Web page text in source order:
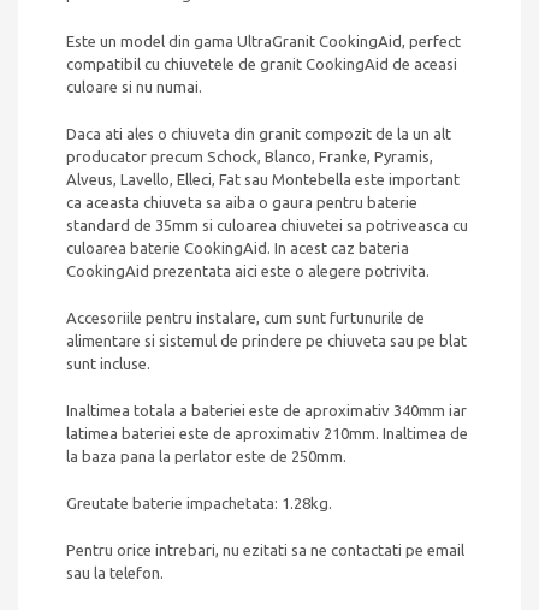
Este un model din gama UltraGranit CookingAid, perfect
compatibil cu chiuvetele de granit CookingAid de aceasi
culoare si nu numai.
Daca ati ales o chiuveta din granit compozit de la un alt
producator precum Schock, Blanco, Franke, Pyramis,
Alveus, Lavello, Elleci, Fat sau Montebella este important
ca aceasta chiuveta sa aiba o gaura pentru baterie
standard de 35mm si culoarea chiuvetei sa potriveasca cu
culoarea baterie CookingAid. In acest caz bateria
CookingAid prezentata aici este o alegere potrivita.
Accesoriile pentru instalare, cum sunt furtunurile de
alimentare si sistemul de prindere pe chiuveta sau pe blat
sunt incluse.
Inaltimea totala a bateriei este de aproximativ 340mm iar
latimea bateriei este de aproximativ 210mm. Inaltimea de
la baza pana la perlator este de 250mm.
Greutate baterie impachetata: 1.28kg.
Pentru orice intrebari, nu ezitati sa ne contactati pe email
sau la telefon.